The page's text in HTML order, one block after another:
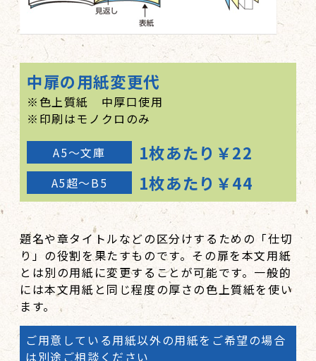
300部 148,000 165,000 180,000 203,000
カバーあり 178,000 195,000 210,000 233,000
カバー＋帯 200,500 215,500
350部 157,000 174,000
カバーあり 202,000 219,000
266,500
400部 167,000 185,000 204,000
カバーあり 212,000 230,000 249,000
カバー＋帯 236,500 255,500 283,500
450部 173,000 195,000 214,000 243,000
カバーあり 228,000 250,000 269,000 298,000
カバー＋帯 236,000 258,000 277,000 306,000
500部 183,000 209,000 257,000
カバーあり 238,000 264,000 283,000 312,000
中扉の用紙変更代
※色上質紙 中厚口使用
※印刷はモノクロのみ
A5～文庫 1枚あたり￥22
A5超～B5 1枚あたり￥44
題名や章タイトルなどの区分けするための「仕切
り」の役割を果たすものです。その扉を本文用紙
とは別の用紙に変更することが可能です。一般的
には本文用紙と同じ程度の厚さの色上質紙を使い
ます。
ご用意している用紙以外の用紙をご希望の場合
は別途ご相談ください